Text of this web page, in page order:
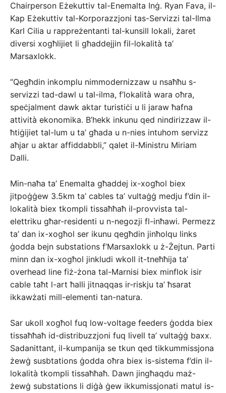
Chairperson Eżekuttiv tal-Enemalta Inġ. Ryan Fava, il-
Kap Eżekuttiv tal-Korporazzjoni tas-Servizzi tal-Ilma
Karl Cilia u rappreżentanti tal-kunsill lokali, żaret
diversi xogħlijiet li għaddejjin fil-lokalità ta’
Marsaxlokk.
“Qegħdin inkomplu nimmodernizzaw u nsaħħu s-
servizzi tad-dawl u tal-ilma, f’lokalità wara oħra,
speċjalment dawk aktar turistiċi u li jaraw ħafna
attività ekonomika. B’hekk inkunu qed nindirizzaw il-
ħtiġijiet tal-lum u ta’ għada u n-nies intuhom servizz
aħjar u aktar affiddabbli,” qalet il-Ministru Miriam
Dalli.
Min-naħa ta’ Enemalta għaddej ix-xogħol biex
jitpoġġew 3.5km ta’ cables ta’ vultaġġ medju f’din il-
lokalità biex tkompli tissaħħaħ il-provvista tal-
elettriku għar-residenti u n-negozji fl-inħawi. Permezz
ta’ dan ix-xogħol ser ikunu qegħdin jinħolqu links
ġodda bejn substations f’Marsaxlokk u ż-Żejtun. Parti
minn dan ix-xogħol jinkludi wkoll it-tneħħija ta’
overhead line fiż-żona tal-Marnisi biex minflok isir
cable taħt l-art ħalli jitnaqqas ir-riskju ta’ ħsarat
ikkawżati mill-elementi tan-natura.
Sar ukoll xogħol fuq low-voltage feeders ġodda biex
tissaħħaħ id-distribuzzjoni fuq livell ta’ vultaġġ baxx.
Sadanittant, il-kumpanija se tkun qed tikkummissjona
żewġ susbtations ġodda oħra biex is-sistema f’din il-
lokalità tkompli tissaħħaħ. Dawn jingħaqdu maż-
żewġ substations li diġà ġew ikkumissjonati matul is-